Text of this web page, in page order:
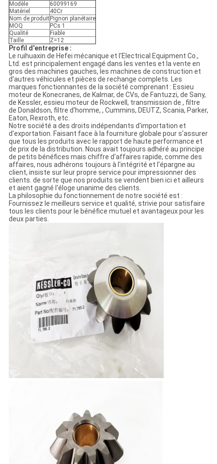
Modèle
60099169
Matériel
40Cr
Nom de produit Pignon planétaire
MOQ
PCs 1
Qualité
Fiable
Taille
Z=12
Profil d'entreprise :
Le ruihuaxin de Hefei mécanique et l'Electrical Equipment Co.,
Ltd. est principalement engagé dans les ventes et la vente en
gros des machines gauches, les machines de construction et
d'autres véhicules et pièces de rechange complets. Les
marques fonctionnantes de la société comprenant : Essieu
moteur de Konecranes, de Kalmar, de CVs, de Fantuzzi, de Sany,
de Kessler, essieu moteur de Rockwell, transmission de , filtre
de Donaldson, filtre d'homme, , Cummins, DEUTZ, Scania, Parker,
Eaton, Rexroth, etc.
Notre société a des droits indépendants d'importation et
d'exportation. Faisant face à la fourniture globale pour s'assurer
que tous les produits avec le rapport de haute performance et
de prix de la distribution. Nous avait toujours adhéré au principe
de petits bénéfices mais chiffre d'affaires rapide, comme des
affaires, nous adhérons toujours à l'intégrité et l'épargne au
client, insiste sur leur propre service pour impressionner des
clients. de sorte que nos produits se vendent bien ici et ailleurs
et aient gagné l'éloge unanime des clients.
La philosophie du fonctionnement de notre société est :
Fournissez le meilleurs service et qualité, strivie pour satisfaire
tous les clients pour le bénéfice mutuel et avantageux pour les
deux parties.